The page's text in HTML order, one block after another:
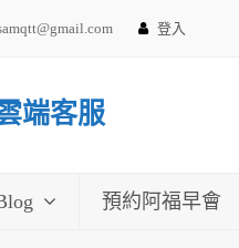
登入
端客服
預約阿福早會